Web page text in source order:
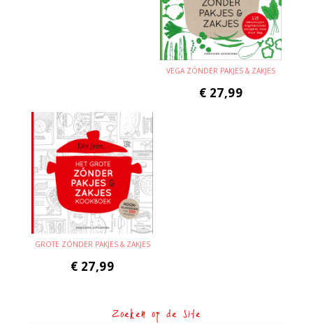
VEGA ZÓNDER PAKJES & ZAKJES
€ 27,99
GROTE ZÓNDER PAKJES & ZAKJES
€ 27,99
Zoeken op de site